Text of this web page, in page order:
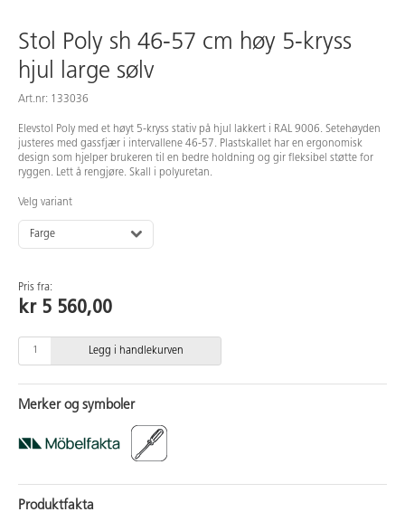
Stol Poly sh 46-57 cm høy 5-kryss
hjul large sølv
Art.nr: 133036
Elevstol Poly med et høyt 5-kryss stativ på hjul lakkert i RAL 9006. Setehøyden
justeres med gassfjær i intervallene 46-57. Plastskallet har en ergonomisk
design som hjelper brukeren til en bedre holdning og gir fleksibel støtte for
ryggen. Lett å rengjøre. Skall i polyuretan.
Velg variant
Farge
Pris fra:
kr 5 560,00
Legg i handlekurven
Merker og symboler
Produktfakta